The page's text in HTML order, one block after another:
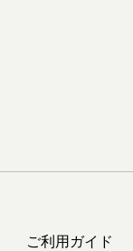
ご利用ガイド